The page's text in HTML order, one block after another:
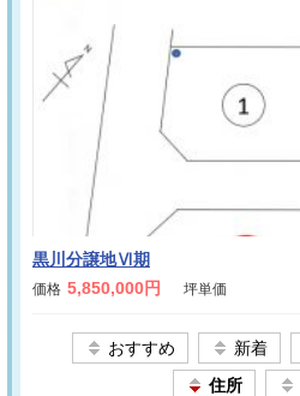
黒川分譲地Ⅵ期
価格 5,850,000円 坪単価
おすすめ 新着
住所